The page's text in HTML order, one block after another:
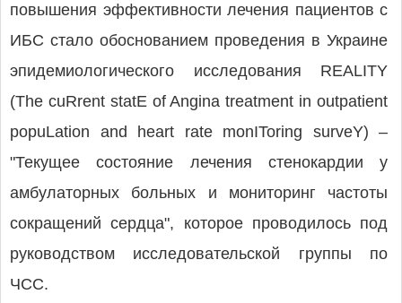
повышения эффективности лечения пациентов с
ИБС стало обоснованием проведения в Украине
эпидемиологического исследования REALITY
(The cuRrent statE of Angina treatment in outpatient
popuLation and heart rate monIToring surveY) –
"Текущее состояние лечения стенокардии у
амбулаторных больных и мониторинг частоты
сокращений сердца", которое проводилось под
руководством исследовательской группы по
ЧСС.